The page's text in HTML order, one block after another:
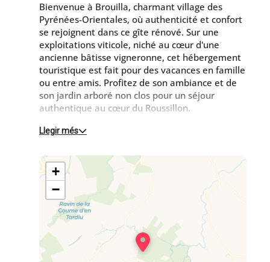
Bienvenue à Brouilla, charmant village des
Pyrénées-Orientales, où authenticité et confort
se rejoignent dans ce gîte rénové. Sur une
exploitations viticole, niché au cœur d'une
ancienne bâtisse vigneronne, cet hébergement
touristique est fait pour des vacances en famille
ou entre amis. Profitez de son ambiance et de
son jardin arboré non clos pour un séjour
authentique au cœur du Roussillon.
Rez-de-chaussée : cuisine avec salle à manger
avec terrasse.
Salon séparé pour des moments de détente
donnant sur le jardin avec terrasse
wc
1er étage :
Une chambre avec 1 lit 140
Une chambre avec 1 lit 140
Une chambre avec 1 lit 160
Llegir més
+
−